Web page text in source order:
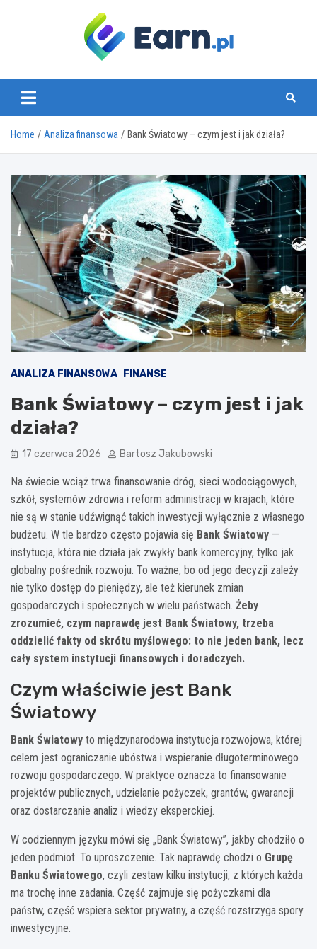
www.earn.pl
Home Analiza finansowa Bank Światowy – czym jest i jak działa?
ANALIZA FINANSOWA FINANSE
Bank Światowy – czym jest i jak
działa?
17 czerwca 2026 Bartosz Jakubowski
Na świecie wciąż trwa finansowanie dróg, sieci wodociągowych,
szkół, systemów zdrowia i reform administracji w krajach, które
nie są w stanie udźwignąć takich inwestycji wyłącznie z własnego
budżetu. W tle bardzo często pojawia się Bank Światowy —
instytucja, która nie działa jak zwykły bank komercyjny, tylko jak
globalny pośrednik rozwoju. To ważne, bo od jego decyzji zależy
nie tylko dostęp do pieniędzy, ale też kierunek zmian
gospodarczych i społecznych w wielu państwach. Żeby
zrozumieć, czym naprawdę jest Bank Światowy, trzeba
oddzielić fakty od skrótu myślowego: to nie jeden bank, lecz
cały system instytucji finansowych i doradczych.
Czym właściwie jest Bank
Światowy
Bank Światowy to międzynarodowa instytucja rozwojowa, której
celem jest ograniczanie ubóstwa i wspieranie długoterminowego
rozwoju gospodarczego. W praktyce oznacza to finansowanie
projektów publicznych, udzielanie pożyczek, grantów, gwarancji
oraz dostarczanie analiz i wiedzy eksperckiej.
W codziennym języku mówi się „Bank Światowy”, jakby chodziło o
jeden podmiot. To uproszczenie. Tak naprawdę chodzi o Grupę
Banku Światowego, czyli zestaw kilku instytucji, z których każda
ma trochę inne zadania. Część zajmuje się pożyczkami dla
państw, część wspiera sektor prywatny, a część rozstrzyga spory
inwestycyjne.